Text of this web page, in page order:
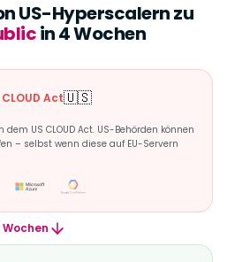
US-Hyperscalern zu
in 4 Wochen
Act EU-
Act🇺🇸
US CLOUD Act. US-Behörden können
– selbst wenn diese auf EU-Servern
Wochen